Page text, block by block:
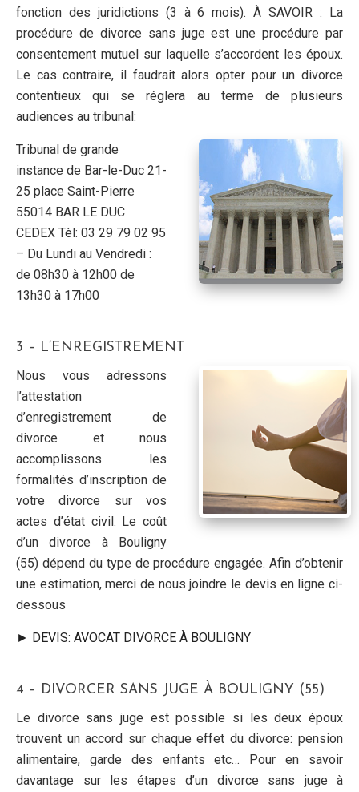
fonction des juridictions (3 à 6 mois). À SAVOIR : La
procédure de divorce sans juge est une procédure par
consentement mutuel sur laquelle s’accordent les époux.
Le cas contraire, il faudrait alors opter pour un divorce
contentieux qui se réglera au terme de plusieurs
audiences au tribunal:
Tribunal de grande
instance de Bar-le-Duc 21-
25 place Saint-Pierre
55014 BAR LE DUC
CEDEX Tèl: 03 29 79 02 95
– Du Lundi au Vendredi :
de 08h30 à 12h00 de
13h30 à 17h00
3 – L’ENREGISTREMENT
Nous vous adressons
l’attestation
d’enregistrement de
divorce et nous
accomplissons les
formalités d’inscription de
votre divorce sur vos
actes d’état civil. Le coût
d’un divorce à Bouligny
(55) dépend du type de procédure engagée. Afin d’obtenir
une estimation, merci de nous joindre le devis en ligne ci-
dessous
► DEVIS: AVOCAT DIVORCE À BOULIGNY
4 – DIVORCER SANS JUGE À BOULIGNY (55)
Le divorce sans juge est possible si les deux époux
trouvent un accord sur chaque effet du divorce: pension
alimentaire, garde des enfants etc… Pour en savoir
davantage sur les étapes d’un divorce sans juge à